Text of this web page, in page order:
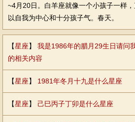
~4月20日。白羊座就像一个小孩子一样
以自我为中心和十分孩子气。春天。
【星座】 我是1986年的腊月29生日请问
的相关内容
【星座】 1981年冬月十九是什么星座
【星座】 己巳丙子丁卯是什么星座